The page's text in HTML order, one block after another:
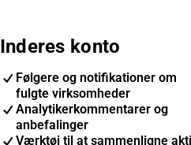
Inderes konto
Følgere og notifikationer om
fulgte virksomheder
Analytikerkommentarer og
anbefalinger
Værktøj til at sammenligne